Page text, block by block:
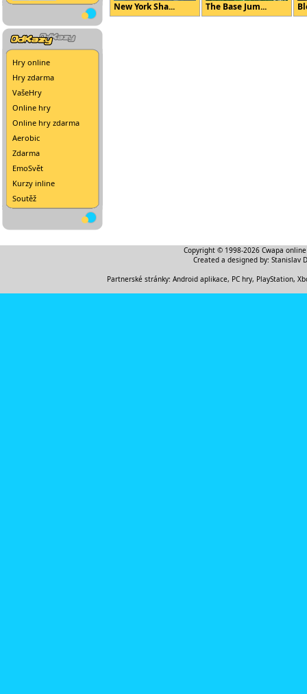
Hry online
Hry zdarma
VašeHry
Online hry
Online hry zdarma
Aerobic
Zdarma
EmoSvět
Kurzy inline
Soutěž
New York Sha... The Base Jum...
Copyright © 1998-2026 Cwapa
Created a designed by: Stanislav
Partnerské stránky: Android aplikace, PC hry, PlayStation,